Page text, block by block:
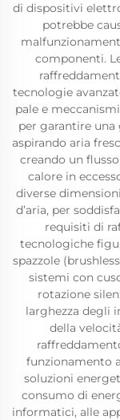
di dispositivi
potrebbe
componenti.
tecnologie
pale e
per garantire
aspirando aria
creando un
calore in
diverse
d’aria, per
requisiti di
tecnologiche
spazzole
sistemi con
rotazione
larghezza degli
della
funzionamento
soluzioni
consumo di
informatici, alle